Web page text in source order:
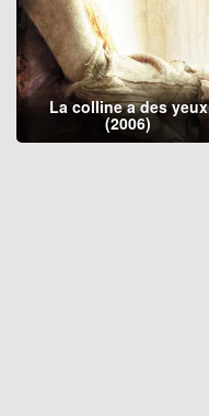
La colline a des yeux
(2006)